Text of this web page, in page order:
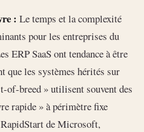
: Le temps et la complexité
pour les entreprises du
ERP SaaS ont tendance à être
que les systèmes hérités sur
of-breed » utilisent souvent des
rapide » à périmètre fixe
de Microsoft,